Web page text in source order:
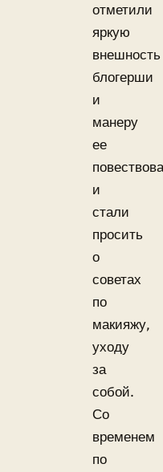
отметили
яркую
внешность
блогерши
и
манеру
ее
и
стали
просить
о
советах
по
макияжу,
уходу
за
собой.
Со
временем
по